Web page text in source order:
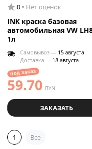
0 Нет оценок
INK краска базовая
автомобильная VW
1л
Самовывоз — 15 августа
Доставка — 18 августа
под заказ
59.70 BYN
ЗАКАЗАТЬ
1 Все